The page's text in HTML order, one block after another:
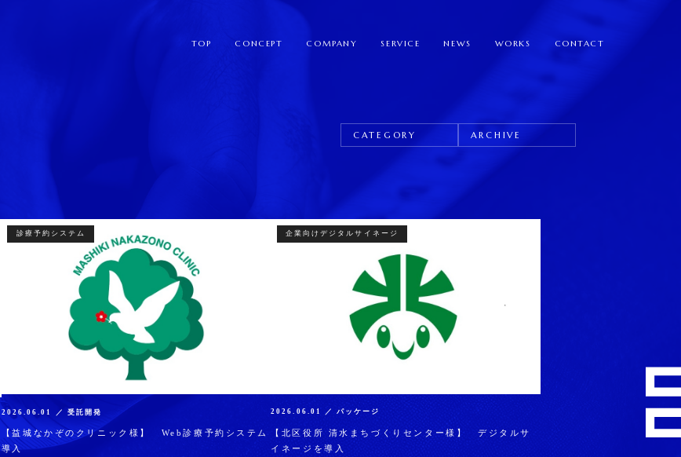
TOP CONCEPT COMPANY SERVICE NEWS WORKS CONTACT
CATEGORY ARCHIVE
診療予約システム
2026.06.01 ／ 受託開発
【益城なかぞのクリニック様】 Web診療予約システム
導入
企業向けデジタルサイネージ
2026.06.01 ／ パッケージ
【北区役所 清水まちづくりセンター様】 デジタルサ
イネージを導入